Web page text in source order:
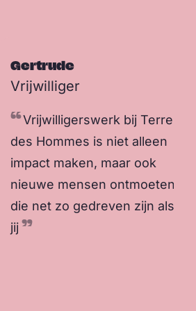
Gertrude
Vrijwilliger
Vrijwilligerswerk bij Terre
des Hommes is niet alleen
impact maken, maar ook
nieuwe mensen ontmoeten
die net zo gedreven zijn als
jij